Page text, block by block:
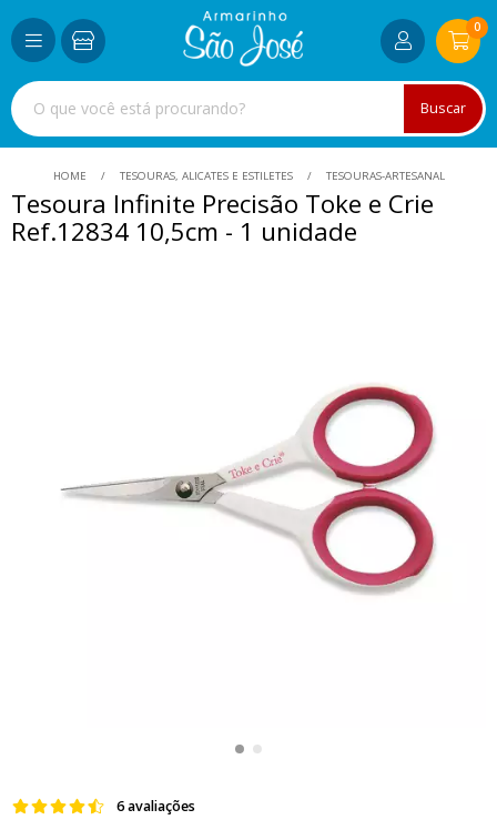
Buscar
0
HOME TESOURAS, ALICATES E ESTILETES TESOURAS-ARTESANAL
Tesoura Infinite Precisão Toke e Crie
Ref.12834 10,5cm - 1 unidade
6 avaliações